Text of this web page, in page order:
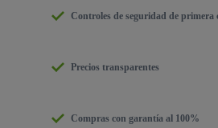
Controles de seguridad de primera
Precios transparentes
Compras con garantía al 100%